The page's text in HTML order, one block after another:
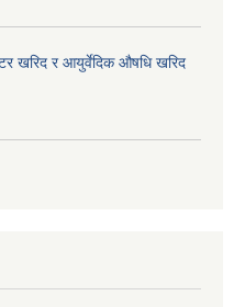
खरिद र आयुर्वेदिक औषधि खरिद